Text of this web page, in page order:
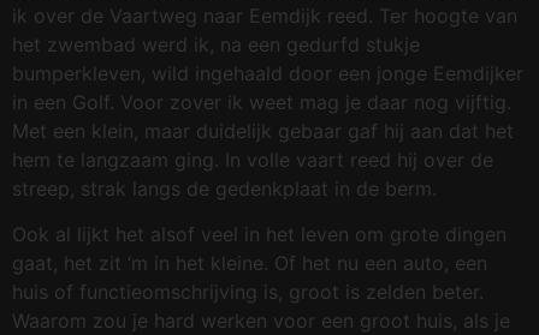
ik over de Vaartweg naar Eemdijk reed. Ter hoogte van
het zwembad werd ik, na een gedurfd stukje
bumperkleven, wild ingehaald door een jonge Eemdijker
in een Golf. Voor zover ik weet mag je daar nog vijftig.
Met een klein, maar duidelijk gebaar gaf hij aan dat het
hem te langzaam ging. In volle vaart reed hij over de
streep, strak langs de gedenkplaat in de berm.
Ook al lijkt het alsof veel in het leven om grote dingen
gaat, het zit ‘m in het kleine. Of het nu een auto, een
huis of functieomschrijving is, groot is zelden beter.
Waarom zou je hard werken voor een groot huis, als je